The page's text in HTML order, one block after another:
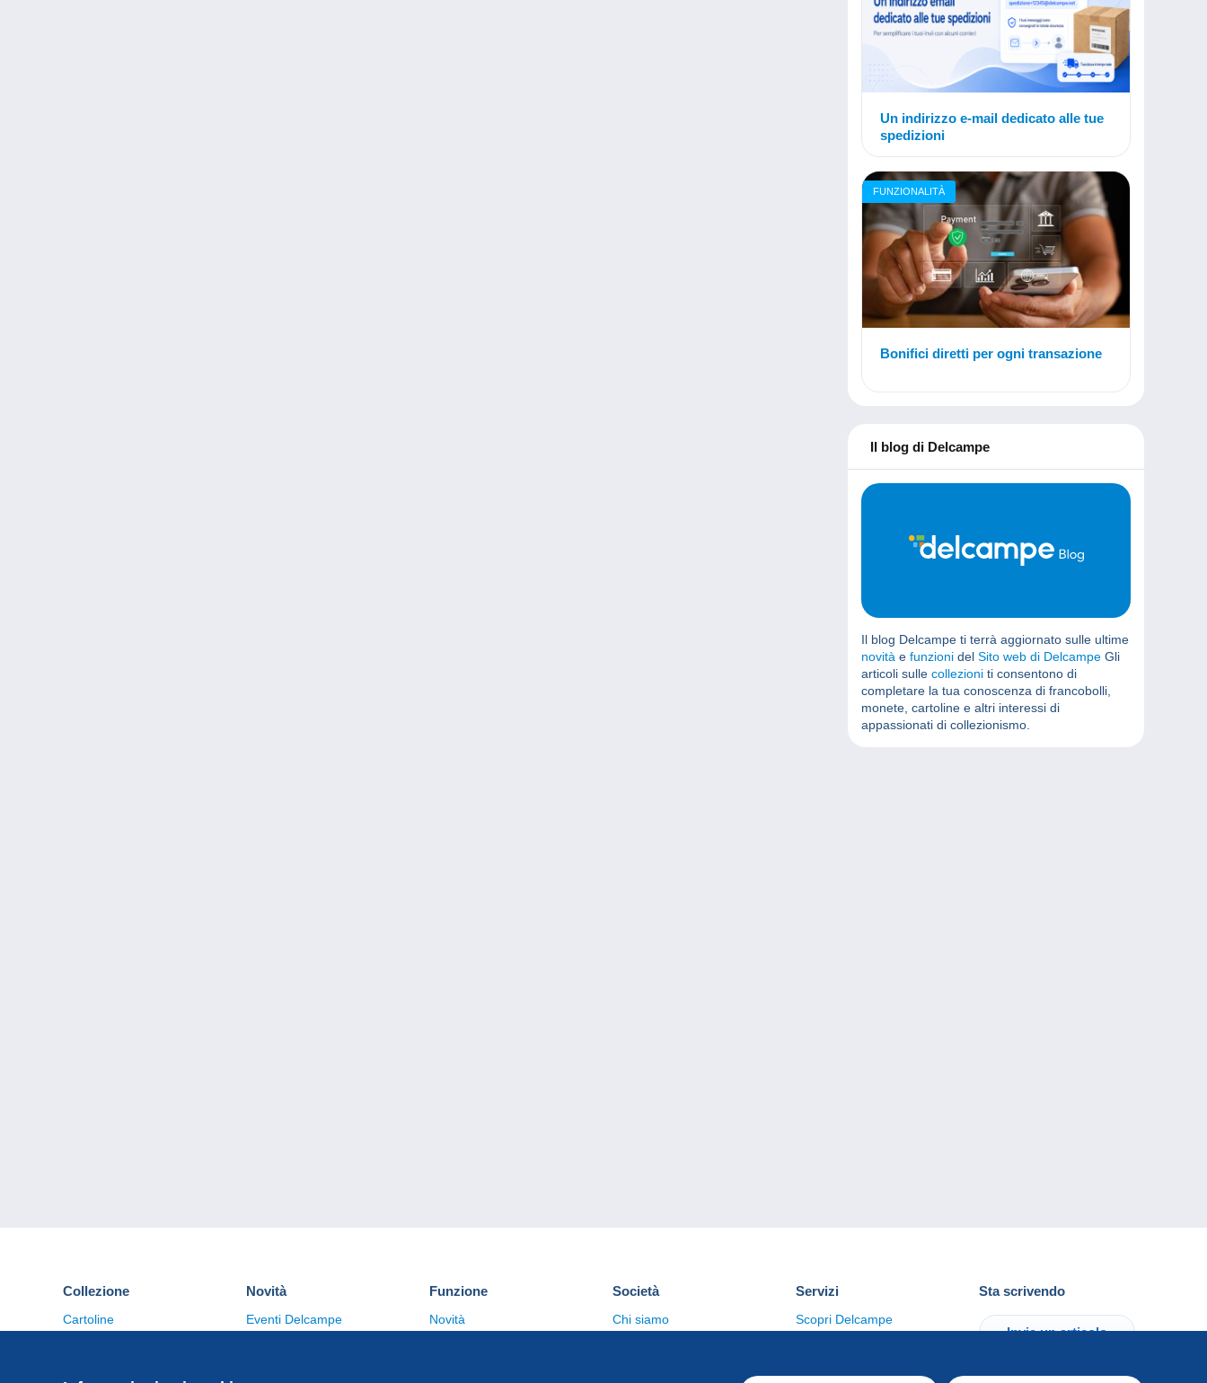
Un indirizzo e-mail dedicato alle tue
spedizioni
FUNZIONALITÀ
Bonifici diretti per ogni transazione
Il blog di Delcampe
Il blog Delcampe ti terrà aggiornato sulle ultime
novità e funzioni del Sito web di Delcampe Gli
articoli sulle collezioni ti consentono di
completare la tua conoscenza di francobolli,
monete, cartoline e altri interessi di
appassionati di collezionismo.
Collezione
Cartoline
Novità
Eventi Delcampe
Funzione
Novità
Società
Chi siamo
Servizi
Scopri Delcampe
Sta scrivendo
Invia un articolo